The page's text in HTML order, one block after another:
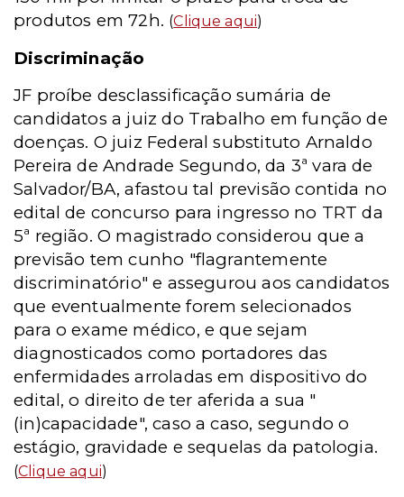
produtos em 72h. (Clique aqui)
Discriminação
JF proíbe desclassificação sumária de
candidatos a juiz do Trabalho em função de
doenças. O juiz Federal substituto Arnaldo
Pereira de Andrade Segundo, da 3ª vara de
Salvador/BA, afastou tal previsão contida no
edital de concurso para ingresso no TRT da
5ª região. O magistrado considerou que a
previsão tem cunho "flagrantemente
discriminatório" e assegurou aos candidatos
que eventualmente forem selecionados
para o exame médico, e que sejam
diagnosticados como portadores das
enfermidades arroladas em dispositivo do
edital, o direito de ter aferida a sua "
(in)capacidade", caso a caso, segundo o
estágio, gravidade e sequelas da patologia.
(Clique aqui)